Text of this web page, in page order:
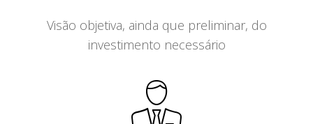
Visão objetiva, ainda que preliminar, do
investimento necessário